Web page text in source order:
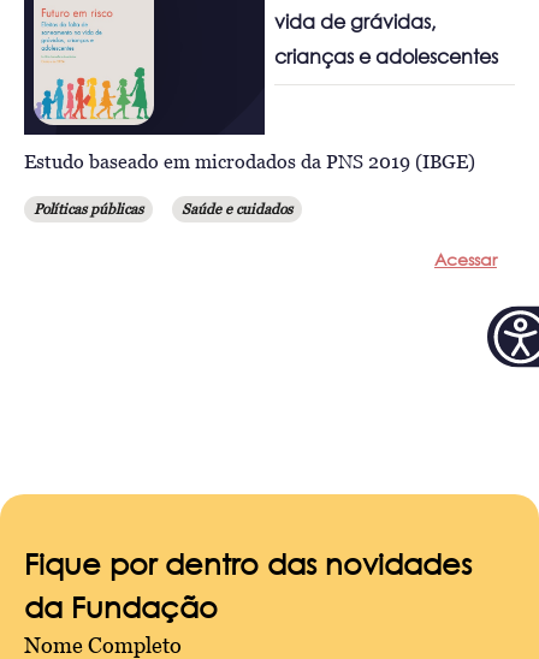
vida de grávidas,
crianças e adolescentes
Estudo baseado em microdados da PNS 2019 (IBGE)
Políticas públicas Saúde e cuidados
Acessar
Fique por dentro das novidades
da Fundação
Nome Completo